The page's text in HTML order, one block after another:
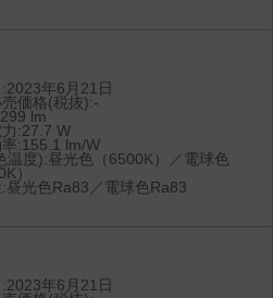
年6月21日
価格(税抜):-
lm
:27.7 W
率:155.1 lm/W
温度):昼光色（6500K）／電球色
）
昼光色Ra83／電球色Ra83
年6月21日